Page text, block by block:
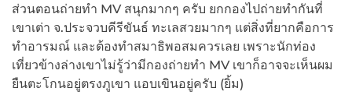
ส่วนตอนถ่ายทำ MV สนุกมากๆ ครับ ยกกองไปถ่ายทำกันที่
เขาเต่า จ.ประจวบคีรีขันธ์ ทะเลสวยมากๆ แต่สิ่งที่ยากคือการ
ทำอารมณ์ และต้องทำสมาธิพอสมควรเลย เพราะนักท่อง
เที่ยวข้างล่างเขาไม่รู้ว่ามีกองถ่ายทำ MV เขาก็อาจจะเห็นผม
ยืนตะโกนอยู่ตรงภูเขา แอบเขินอยู่ครับ (ยิ้ม)